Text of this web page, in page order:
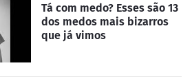
Tá com medo? Esses são 13
dos medos mais bizarros
que já vimos